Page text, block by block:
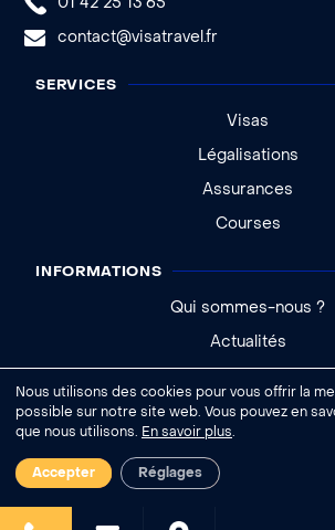
01 42 25 13 65
contact@visatravel.fr
SERVICES
Visas
Légalisations
Assurances
Courses
INFORMATIONS
Qui sommes-nous ?
Actualités
Nous utilisons des cookies pour vous offrir la
possible sur notre site web. Vous pouvez en
que nous utilisons. En savoir plus.
Accepter Réglages